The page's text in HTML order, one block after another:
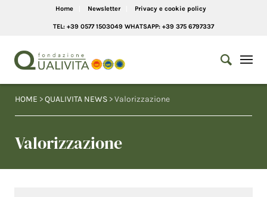
Home Newsletter Privacy e cookie policy
TEL: +39 0577 1503049 WHATSAPP: +39 375 6797337
HOME >QUALIVITA NEWS > Valorizzazione
Valorizzazione